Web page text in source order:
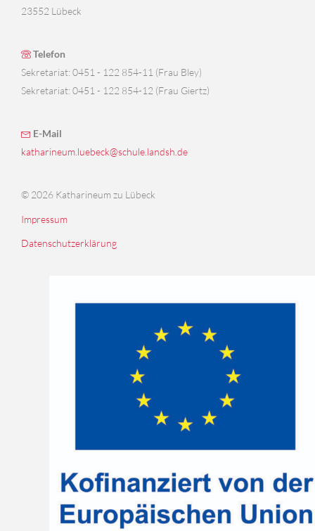
23552 Lübeck
Telefon
Sekretariat: 0451 - 122 854-11 (Frau Bley)
Sekretariat: 0451 - 122 854-12 (Frau Giertz)
E-Mail
katharineum.luebeck@schule.landsh.de
© 2026 Katharineum zu Lübeck
Impressum
Datenschutzerklärung